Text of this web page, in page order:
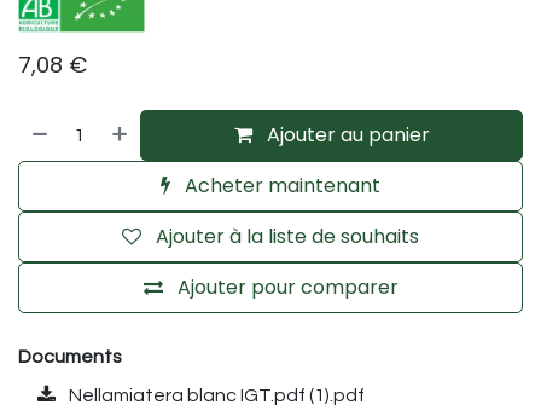
7,08 €
Ajouter au panier
Acheter maintenant
Ajouter pour comparer
Ajouter à la liste de souhaits
Documents
Nellamiatera blanc IGT.pdf (1).pdf